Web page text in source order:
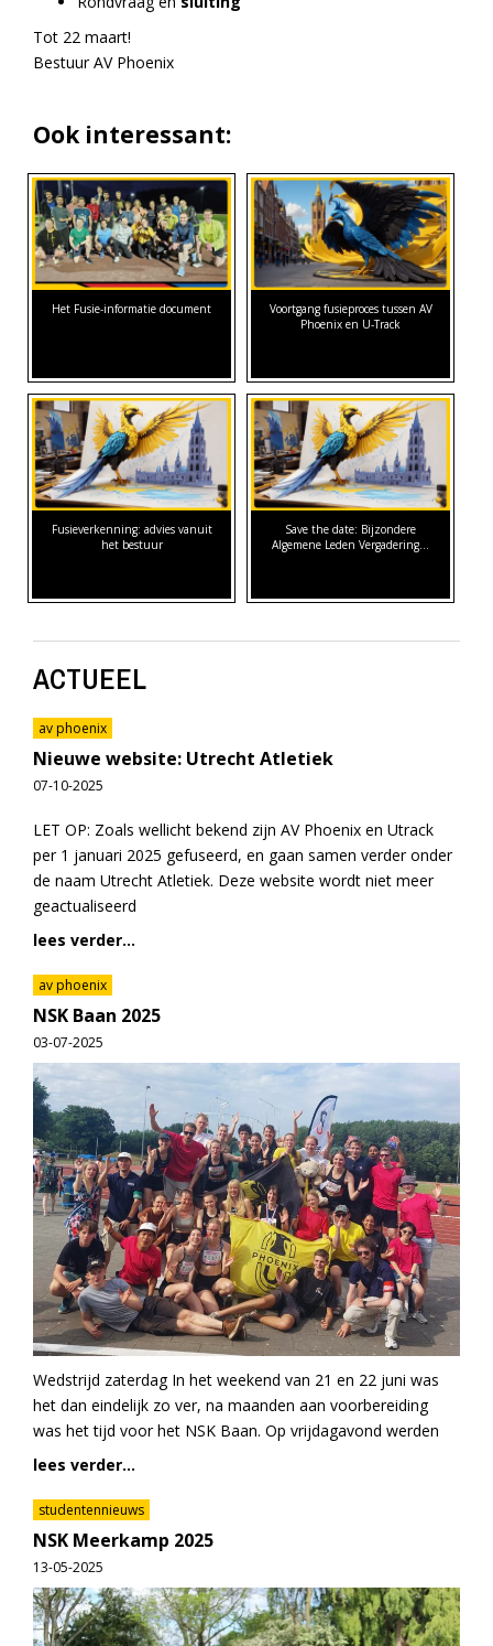
Tot 22 maart!
Bestuur AV Phoenix
Ook interessant:
Het Fusie-informatie document
Voortgang fusieproces tussen AV
Phoenix en U-Track
Fusieverkenning: advies vanuit
het bestuur
Save the date: Bijzondere
Algemene Leden Vergadering…
ACTUEEL
av phoenix
Nieuwe website: Utrecht Atletiek
07-10-2025
LET OP: Zoals wellicht bekend zijn AV Phoenix en Utrack
per 1 januari 2025 gefuseerd, en gaan samen verder onder
de naam Utrecht Atletiek. Deze website wordt niet meer
geactualiseerd
lees verder...
av phoenix
NSK Baan 2025
03-07-2025
Wedstrijd zaterdag In het weekend van 21 en 22 juni was
het dan eindelijk zo ver, na maanden aan voorbereiding
was het tijd voor het NSK Baan. Op vrijdagavond werden
lees verder...
studentennieuws
NSK Meerkamp 2025
13-05-2025